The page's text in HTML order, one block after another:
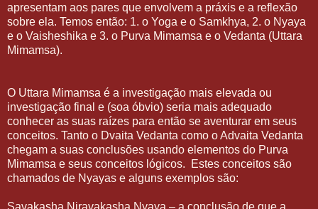
apresentam aos pares que envolvem a práxis e a reflexão
sobre ela. Temos então: 1. o Yoga e o Samkhya, 2. o Nyaya
e o Vaisheshika e 3. o Purva Mimamsa e o Vedanta (Uttara
Mimamsa).
O Uttara Mimamsa é a investigação mais elevada ou
investigação final e (soa óbvio) seria mais adequado
conhecer as suas raízes para então se aventurar em seus
conceitos. Tanto o Dvaita Vedanta como o Advaita Vedanta
chegam a suas conclusões usando elementos do Purva
Mimamsa e seus conceitos lógicos.
Estes conceitos são
chamados de Nyayas e alguns exemplos são:
Savakasha Niravakasha Nyaya – a conclusão de que a